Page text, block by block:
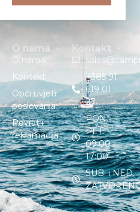
O nama
O nama
Kontakt
Opći uvjeti
poslovanja
Povrat i
reklamacija
Kontakt
+385 91
619 01
27
PON. –
PET. :
09:00 –
17:00
SUB. i NED. :